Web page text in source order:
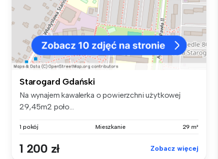
Starogard Gdański
Na wynajem kawalerka o powierzchni użytkowej
29,45m2 poło...
1 pokój Mieszkanie 29 m²
1 200 zł Zobacz więcej